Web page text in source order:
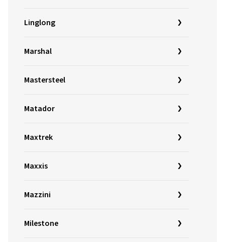
Linglong
Marshal
Mastersteel
Matador
Maxtrek
Maxxis
Mazzini
Milestone